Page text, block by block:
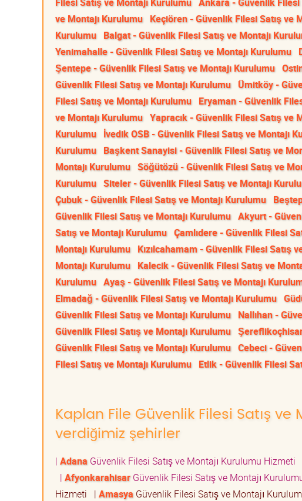
ve Montajı Kurulumu Keçiören - Güvenlik Filesi Satış ve
Kurulumu Balgat - Güvenlik Filesi Satış ve Montajı
Yenimahalle - Güvenlik Filesi Satış ve Montajı Kurulumu
Şentepe - Güvenlik Filesi Satış ve Montajı Kurulumu
Güvenlik Filesi Satış ve Montajı Kurulumu Ümitköy -
Filesi Satış ve Montajı Kurulumu Eryaman - Güvenlik
ve Montajı Kurulumu Yapracık - Güvenlik Filesi Satış ve
Kurulumu İvedik OSB - Güvenlik Filesi Satış ve Montajı
Kurulumu Başkent Sanayisi - Güvenlik Filesi Satış ve
Montajı Kurulumu Söğütözü - Güvenlik Filesi Satış ve
Kurulumu Siteler - Güvenlik Filesi Satış ve Montajı
Çubuk - Güvenlik Filesi Satış ve Montajı Kurulumu
Güvenlik Filesi Satış ve Montajı Kurulumu Akyurt -
Satış ve Montajı Kurulumu Çamlıdere - Güvenlik Filesi
Montajı Kurulumu Kızılcahamam - Güvenlik Filesi Satış
Montajı Kurulumu Kalecik - Güvenlik Filesi Satış ve
Kurulumu Ayaş - Güvenlik Filesi Satış ve Montajı
Elmadağ - Güvenlik Filesi Satış ve Montajı Kurulumu
Güvenlik Filesi Satış ve Montajı Kurulumu Nallıhan -
Güvenlik Filesi Satış ve Montajı Kurulumu
Güvenlik Filesi Satış ve Montajı Kurulumu Cebeci -
Filesi Satış ve Montajı Kurulumu Etlik - Güvenlik Filesi
Kaplan File Güvenlik Filesi Satış
verdiğimiz şehirler
| Adana Güvenlik Filesi Satış ve Montajı Kurulumu Hizmeti
| Afyonkarahisar Güvenlik Filesi Satış ve Montajı
Hizmeti
| Amasya Güvenlik Filesi Satış ve Montajı